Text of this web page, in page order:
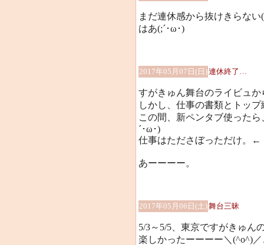
まだ連休感から抜けきらな
はあ(;´･ω･)
2017年05月07日(日)連休終了…
すがきゅん舞台のライビュ
しかし、仕事の書類とトッ
この間、新ペンタブ使った
´･ω･)
仕事はたださぼっただけ。←
あーーーー。
2017年05月06日(土)舞台三昧
5/3～5/5、東京ですがきゅ
楽しかったーーーー＼(^o^)